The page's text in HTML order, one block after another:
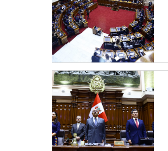
Heraldo:goo.gl/Ty5Tto
Portal: http://
Facebook:https://goo.gl/s5t7XN
Twitter:https://goo.gl/iMywRR
YouTube:https://goo.gl/VBXBNk
Radio:goo.gl/hMwTg1
fotografia.congreso.gob.pe